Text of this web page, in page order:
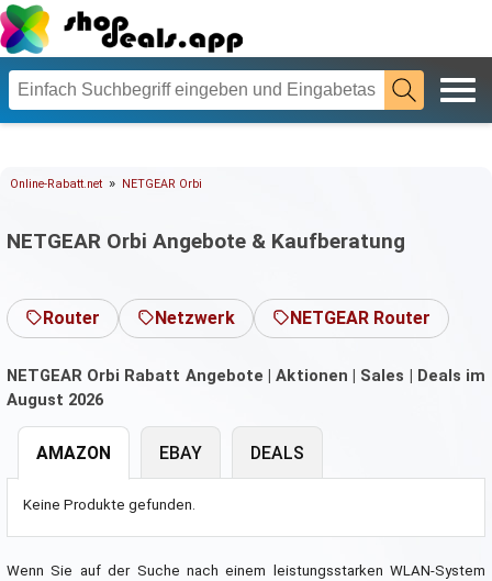
Online-Rabatt.net » NETGEAR Orbi
NETGEAR Orbi Angebote & Kaufberatung
Router Netzwerk NETGEAR Router
NETGEAR Orbi Rabatt Angebote | Aktionen | Sales | Deals im
August 2026
AMAZON
Keine Produkte gefunden.
EBAY DEALS
Wenn Sie auf der Suche nach einem leistungsstarken WLAN-System